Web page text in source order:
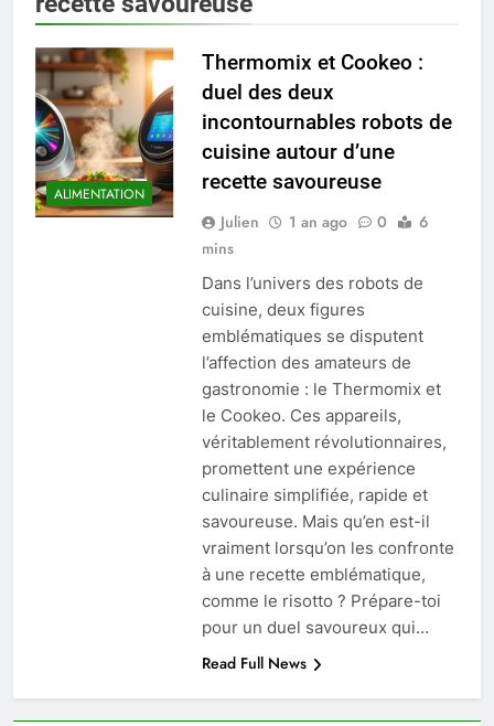
ALIMENTATION
Thermomix et Cookeo :
duel des deux
incontournables robots de
cuisine autour d’une
recette savoureuse
Julien 1 an ago 0
6
mins
Dans l’univers des robots de
cuisine, deux figures
emblématiques se disputent
l’affection des amateurs de
gastronomie : le Thermomix et
le Cookeo. Ces appareils,
véritablement révolutionnaires,
promettent une expérience
culinaire simplifiée, rapide et
savoureuse. Mais qu’en est-il
vraiment lorsqu’on les confronte
à une recette emblématique,
comme le risotto ? Prépare-toi
pour un duel savoureux qui…
Read Full News